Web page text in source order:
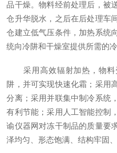
品干燥。物料经前处理后，被
仓升华脱水，之后在后处理车
仓建立低气压条件，加热系统
统向冷阱和干燥室提供所需的冷
采用高效辐射加热，物料
阱，并可实现快速化霜；采用
分离；采用并联集中制冷系统
有利节能；采用人工智能控制
谕仪器网对冻干制品的质量要
泽均匀、形态饱满、结构牢固